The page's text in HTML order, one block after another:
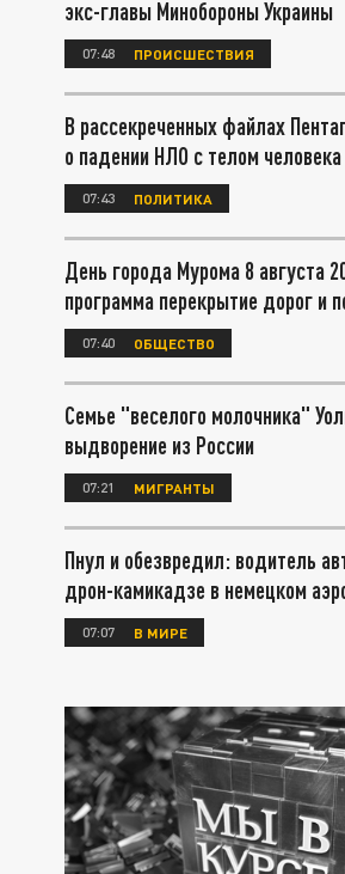
экс-главы Минобороны Украины
07:48 ПРОИСШЕСТВИЯ
В рассекреченных файлах
о падении НЛО с телом человека
07:43 ПОЛИТИКА
День города Мурома 8 августа
программа перекрытие дорог и
07:40 ОБЩЕСТВО
Семье "веселого молочника"
выдворение из России
07:21 МИГРАНТЫ
Пнул и обезвредил: водитель
дрон-камикадзе в немецком
07:07 В МИРЕ